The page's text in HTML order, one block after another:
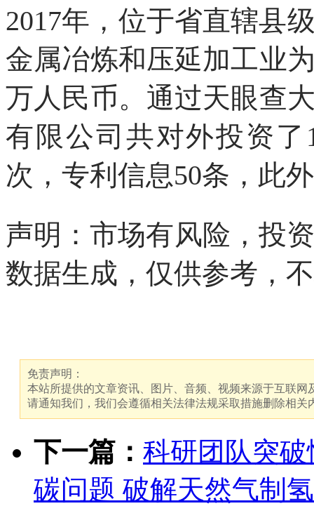
2017年，位于省直辖县
金属冶炼和压延加工业
万人民币。通过天眼查
有限公司共对外投资
次，专利信息50条，此
声明：市场有风险，投
数据生成，仅供参考，
免责声明：
本站所提供的文章资讯、图片、音频、视频来源于互联
请通知我们，我们会遵循相关法律法规采取措施删除相关
下一篇： 科研团队突
碳问题 破解天然气制